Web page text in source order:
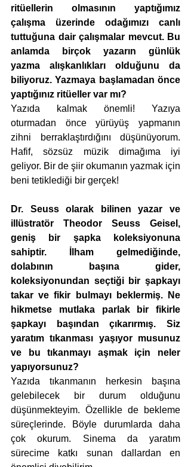
ritüellerin olmasının yaptığımız
çalışma üzerinde odağımızı canlı
tuttuğuna dair çalışmalar mevcut. Bu
anlamda birçok yazarın günlük
yazma alışkanlıkları olduğunu da
biliyoruz. Yazmaya başlamadan önce
yaptığınız ritüeller var mı?
Yazıda kalmak önemli! Yazıya
oturmadan önce yürüyüş yapmanın
zihni berraklaştırdığını düşünüyorum.
Hafif, sözsüz müzik dimağıma iyi
geliyor. Bir de şiir okumanın yazmak için
beni tetiklediği bir gerçek!
Dr. Seuss olarak bilinen yazar ve
illüstratör Theodor Seuss Geisel,
geniş bir şapka koleksiyonuna
sahiptir. İlham gelmediğinde,
dolabının başına gider,
koleksiyonundan seçtiği bir şapkayı
takar ve fikir bulmayı beklermiş. Ne
hikmetse mutlaka parlak bir fikirle
şapkayı başından çıkarırmış. Siz
yaratım tıkanması yaşıyor musunuz
ve bu tıkanmayı aşmak için neler
yapıyorsunuz?
Yazıda tıkanmanın herkesin başına
gelebilecek bir durum
olduğunu
düşünmekteyim. Özellikle de bekleme
süreçlerinde. Böyle durumlarda daha
çok okurum. Sinema da yaratım
sürecime katkı sunan dallardan en